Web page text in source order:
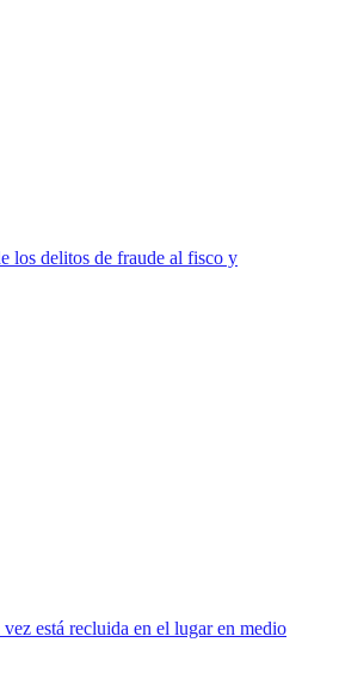
los delitos de fraude al fisco y
está recluida en el lugar en medio